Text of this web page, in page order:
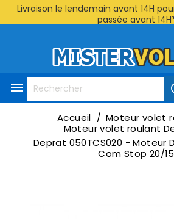
Livraison le lendemain avant 14H
passée avant

Accueil
Moteur volet
Moteur volet roulant
Deprat 050TCS020 - Moteur
Com Stop 20/15